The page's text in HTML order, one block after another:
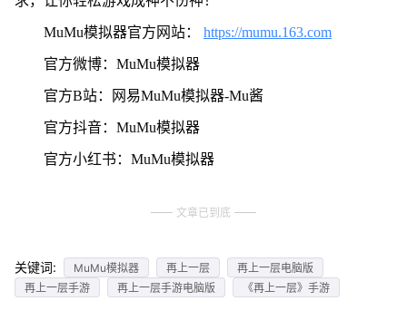
MuMu模拟器官方网站： https://mumu.163.com
官方微博：MuMu模拟器
官方B站：网易MuMu模拟器-Mu酱
官方抖音：MuMu模拟器
官方小红书：MuMu模拟器
文章已到底
关键词: MuMu模拟器 再上一层
再上一层电脑版
再上一层手游
再上一层手游电脑版 《再上一层》手游